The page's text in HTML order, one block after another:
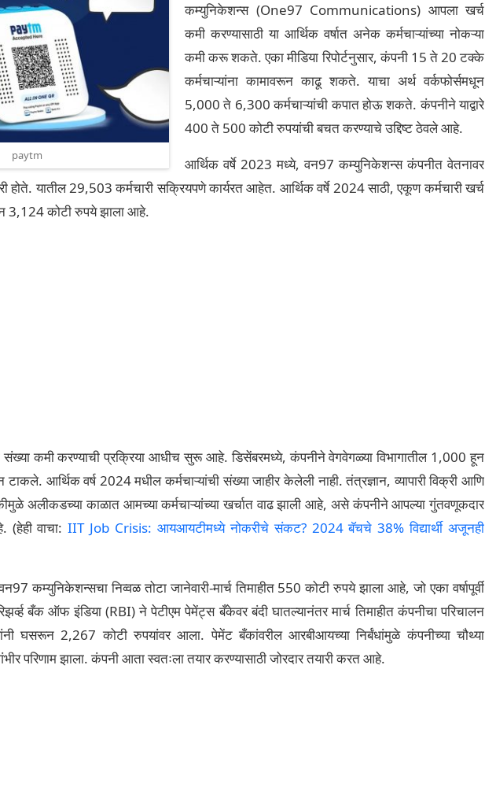
paytm
कम्युनिकेशन्स (One97 Communications) आपला खर्च
कमी करण्यासाठी या आर्थिक वर्षात अनेक कर्मचाऱ्यांच्या नोकऱ्या
कमी करू शकते. एका मीडिया रिपोर्टनुसार, कंपनी 15 ते 20 टक्के
कर्मचाऱ्यांना कामावरून काढू शकते. याचा अर्थ वर्कफोर्समधून
5,000 ते 6,300 कर्मचाऱ्यांची कपात होऊ शकते. कंपनीने याद्वारे
400 ते 500 कोटी रुपयांची बचत करण्याचे उद्दिष्ट ठेवले आहे.
आर्थिक वर्षे 2023 मध्ये, वन97 कम्युनिकेशन्स कंपनीत वेतनावर
होते. यातील 29,503 कर्मचारी सक्रियपणे कार्यरत आहेत. आर्थिक वर्षे 2024 साठी, एकूण कर्मचारी खर्च
3,124 कोटी रुपये झाला आहे.
संख्या कमी करण्याची प्रक्रिया आधीच सुरू आहे. डिसेंबरमध्ये, कंपनीने वेगवेगळ्या विभागातील 1,000 हून
टाकले. आर्थिक वर्ष 2024 मधील कर्मचाऱ्यांची संख्या जाहीर केलेली नाही. तंत्रज्ञान, व्यापारी विक्री आणि
अलीकडच्या काळात आमच्या कर्मचाऱ्यांच्या खर्चात वाढ झाली आहे, असे कंपनीने आपल्या गुंतवणूकदार
(हेही वाचा:IIT Job Crisis: आयआयटीमध्ये नोकरीचे संकट? 2024 बॅचचे 38% विद्यार्थी अजूनही
कम्युनिकेशन्सचा निव्वळ तोटा जानेवारी-मार्च तिमाहीत 550 कोटी रुपये झाला आहे, जो एका वर्षापूर्वी
बँक ऑफ इंडिया (RBI) ने पेटीएम पेमेंट्स बँकेवर बंदी घातल्यानंतर मार्च तिमाहीत कंपनीचा परिचालन
घसरून 2,267 कोटी रुपयांवर आला. पेमेंट बँकांवरील आरबीआयच्या निर्बंधांमुळे कंपनीच्या चौथ्या
परिणाम झाला. कंपनी आता स्वतःला तयार करण्यासाठी जोरदार तयारी करत आहे.